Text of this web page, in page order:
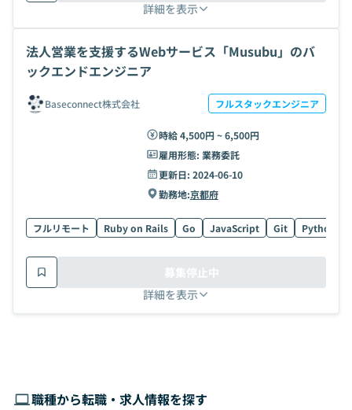
詳細を表示
法人営業を支援するWebサービス「Musubu」のバ
ックエンドエンジニア
Baseconnect株式会社 フルスタックエンジニア
時給 4,500円 ~ 6,500円
雇用形態: 業務委託
更新日: 2024-06-10
勤務地:京都府
フルリモート Ruby on Rails Go JavaScript Git Python
詳細を表示
募集停止中
職種から転職・求人情報を探す